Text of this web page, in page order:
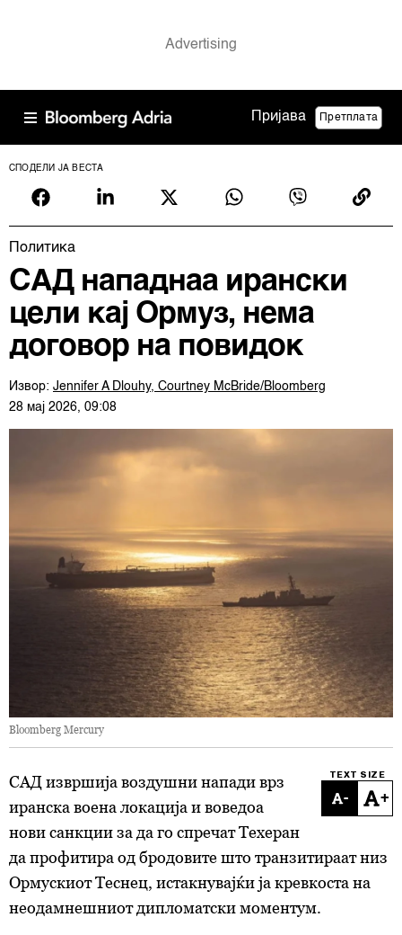
Пријава Претплата
СПОДЕЛИ ЈА ВЕСТА
Политика
САД нападнаа ирански
цели кај Ормуз, нема
договор на повидок
Извор: Jennifer A Dlouhy, Courtney McBride/Bloomberg
28 мај 2026, 09:08
Bloomberg Mercury
TEXT SIZE
- +
САД извршија воздушни напади врз
иранска воена локација и воведоа
нови санкции за да го спречат Техеран
да профитира од бродовите што транзитираат низ
Ормускиот Теснец, истакнувајќи ја кревкоста на
неодамнешниот дипломатски моментум.